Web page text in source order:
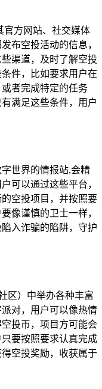
官方网站、社交媒体
布空投活动的信息，
渠道，及时了解空投
件，比如要求用户在
者完成特定的任务
满足这些条件，用户
世界的情报站,会精
可以通过这些平台，
空投项目，并按照要
像谨慎的卫士一样，
入诈骗的陷阱，守护
区）中举办各种丰富
对，用户可以像热情
投币，项目方可能会
要按照要求认真完成
空投奖励，收获属于